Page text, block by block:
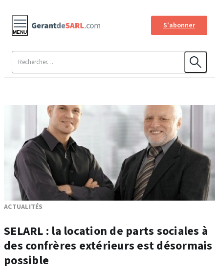
S'abonner
MENU
ACTUALITÉS
SELARL : la location de parts sociales à
des confrères extérieurs est désormais
possible